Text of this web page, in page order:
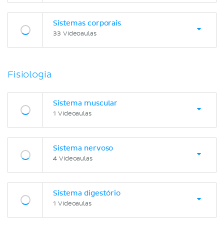
Sistemas corporais
33 Videoaulas
Fisiologia
Sistema muscular
1 Videoaulas
Sistema nervoso
4 Videoaulas
Sistema digestório
1 Videoaulas